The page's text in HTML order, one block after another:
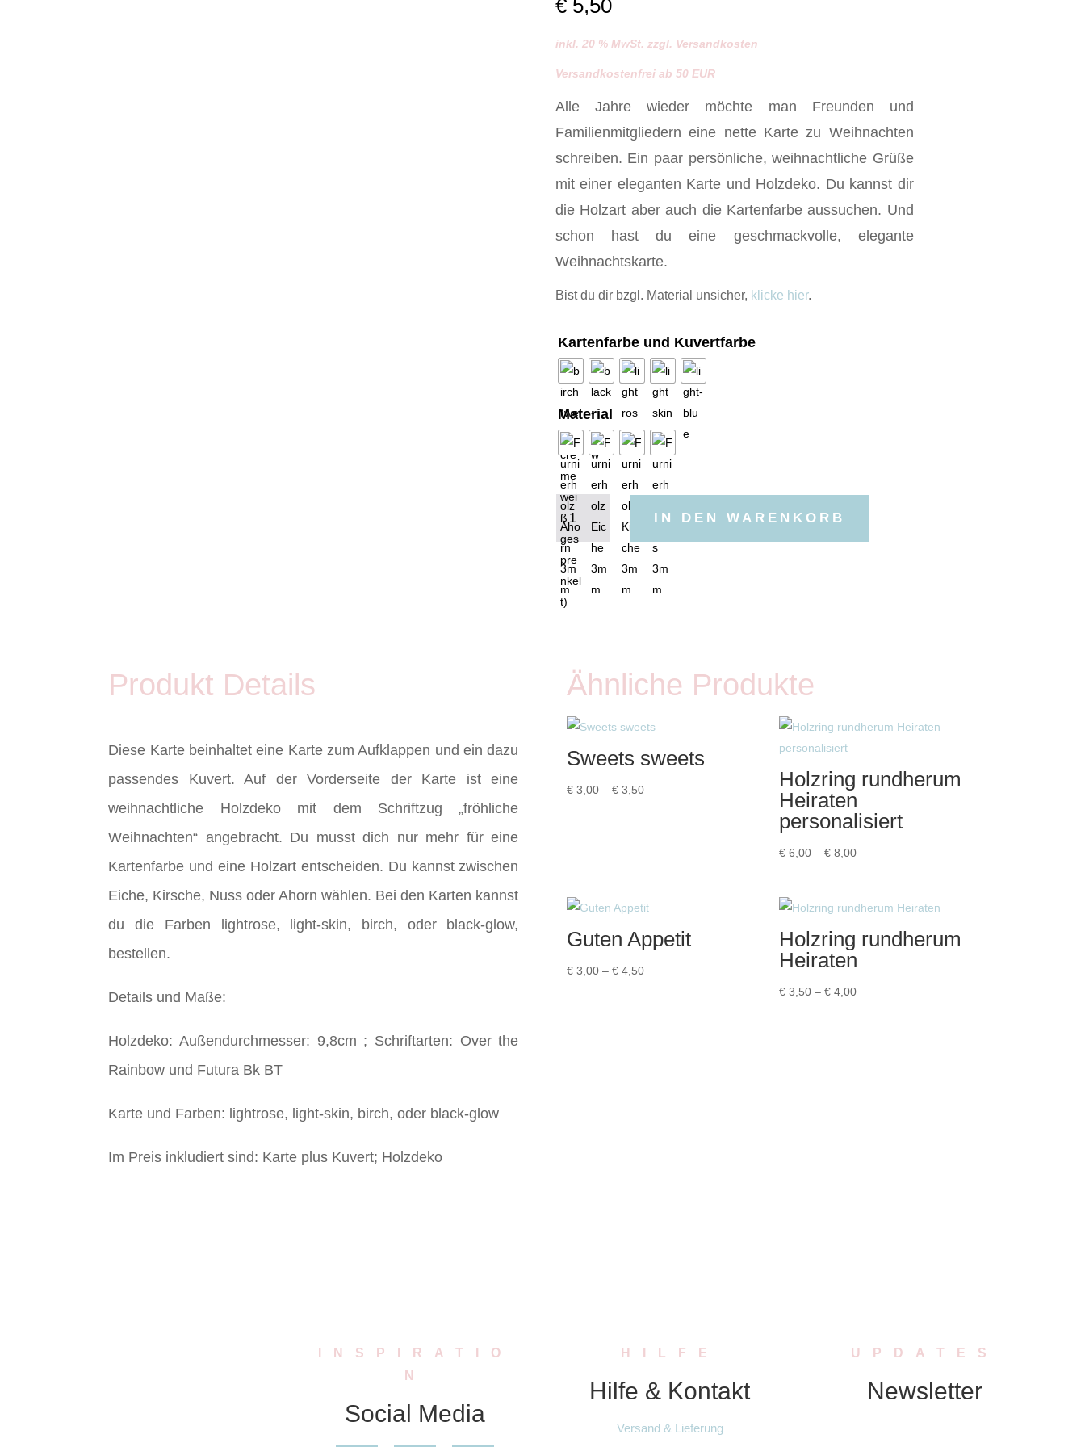
€5,50
inkl. 20 % MwSt. zzgl. Versandkosten
Versandkostenfrei ab 50 EUR
Alle Jahre wieder möchte man Freunden und
Familienmitgliedern eine nette Karte zu Weihnachten
schreiben. Ein paar persönliche, weihnachtliche Grüße
mit einer eleganten Karte und Holzdeko. Du kannst dir
die Holzart aber auch die Kartenfarbe aussuchen. Und
schon hast du eine geschmackvolle, elegante
Weihnachtskarte.
Bist du dir bzgl. Material unsicher, klicke hier.
Kartenfarbe und Kuvertfarbe
Material
Karte
fröhliche
Weihnachten
Kugel
Menge
IN DEN WARENKORB
Produkt Details
Diese Karte beinhaltet eine Karte zum Aufklappen und ein dazu
passendes Kuvert. Auf der Vorderseite der Karte ist eine
weihnachtliche Holzdeko mit dem Schriftzug „fröhliche
Weihnachten“ angebracht. Du musst dich nur mehr für eine
Kartenfarbe und eine Holzart entscheiden. Du kannst zwischen
Eiche, Kirsche, Nuss oder Ahorn wählen. Bei den Karten kannst
du die Farben lightrose, light-skin, birch, oder black-glow,
bestellen.
Details und Maße:
Holzdeko: Außendurchmesser: 9,8cm ; Schriftarten: Over the
Rainbow und Futura Bk BT
Karte und Farben: lightrose, light-skin, birch, oder black-glow
Im Preis inkludiert sind: Karte plus Kuvert; Holzdeko
Ähnliche Produkte
Sweets sweets
€3,00 – €3,50Preisspanne:
Holzring rundherum
Heiraten
personalisiert
€6,00 – €8,00Preisspanne:
€ 8,00
Guten Appetit
€3,00 – €4,50Preisspanne:
Holzring rundherum
Heiraten
€3,50 – €4,00Preisspanne:
INSPIRATIO
N
Social Media
HILFE
Hilfe & Kontakt
Versand & Lieferung
UPDATES
Newsletter